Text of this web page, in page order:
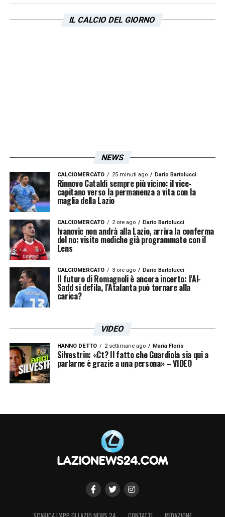
LA PLAYLIST DELLE NOSTRE TOP NEWS
IL CALCIO DEL GIORNO
NEWS
CALCIOMERCATO 25 minuti ago Dario Bartolucci
Rinnovo Cataldi sempre più vicino: il vice-
capitano verso la permanenza a vita con la
maglia della Lazio
CALCIOMERCATO 2 ore ago Dario Bartolucci
Ivanovic non andrà alla Lazio, arriva la conferma
del no: visite mediche già programmate con il
Lens
CALCIOMERCATO 3 ore ago Dario Bartolucci
Il futuro di Romagnoli è ancora incerto: l’Al-
Sadd si defila, l’Atalanta può tornare alla
carica?
VIDEO
HANNO DETTO 2 settimane ago Maria Floris
Silvestrin: «Ct? Il fatto che Guardiola sia qui a
parlarne è grazie a una persona» – VIDEO